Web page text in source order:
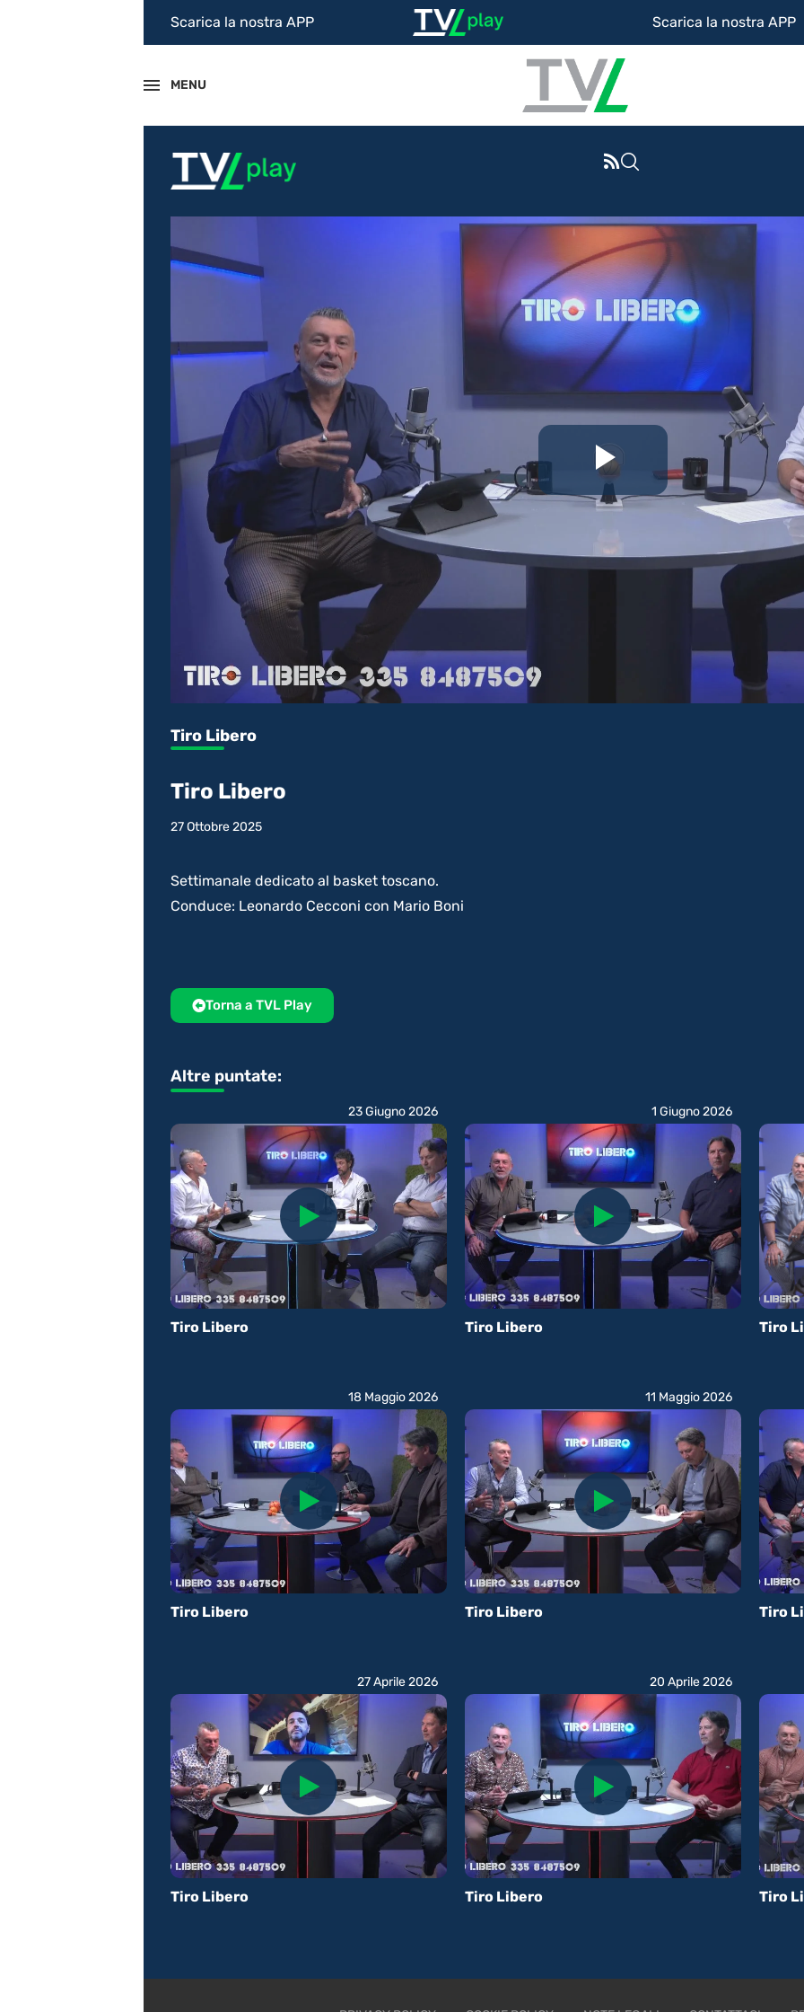
Scarica la nostra APP Scarica la nostra APP
MENU
il
video
Tiro Libero
Tiro Libero
27 Ottobre 2025
Settimanale dedicato al basket toscano.
Conduce: Leonardo Cecconi con Mario Boni
Torna a TVL Play
Altre puntate:
Tiro Libero
23 Giugno 2026
Tiro Libero
1 Giugno 2026
Tiro
Tiro Libero
18 Maggio 2026
Tiro Libero
11 Maggio 2026
Tiro
Tiro Libero
27 Aprile 2026
Tiro Libero
20 Aprile 2026
Tiro